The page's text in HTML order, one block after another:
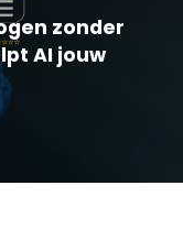
zonder
AI jouw